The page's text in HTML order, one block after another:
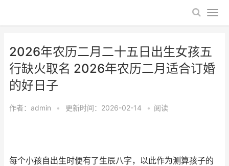
2026年农历二月二十五日出生女孩五
行缺火取名 2026年农历二月适合订婚
的好日子
作者： admin • 更新时间：2026-02-14 • 阅读
每个小孩自出生时便有了生辰八字，以此作为测算孩子的